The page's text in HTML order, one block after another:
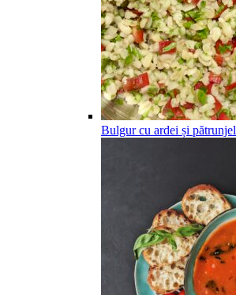
Bulgur cu ardei și pătrunjel